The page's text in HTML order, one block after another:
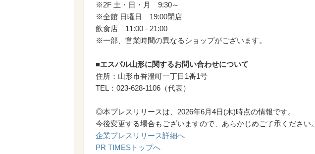
※2F 土・日・月 9:30～
※全館 日曜日 19:00閉店
飲食店 11:00 - 21:00
※一部、営業時間の異なるショップがございます。
■エスパル山形に関するお問い合わせについて
住所：山形市香澄町一丁目1番1号
TEL：023-628-1106（代表）
◎本プレスリリースは、2026年6月4日(木)時点の情報です。
今後変更する場合もございますので、あらかじめご了承ください。
企業プレスリリース詳細へ
PR TIMESトップへ